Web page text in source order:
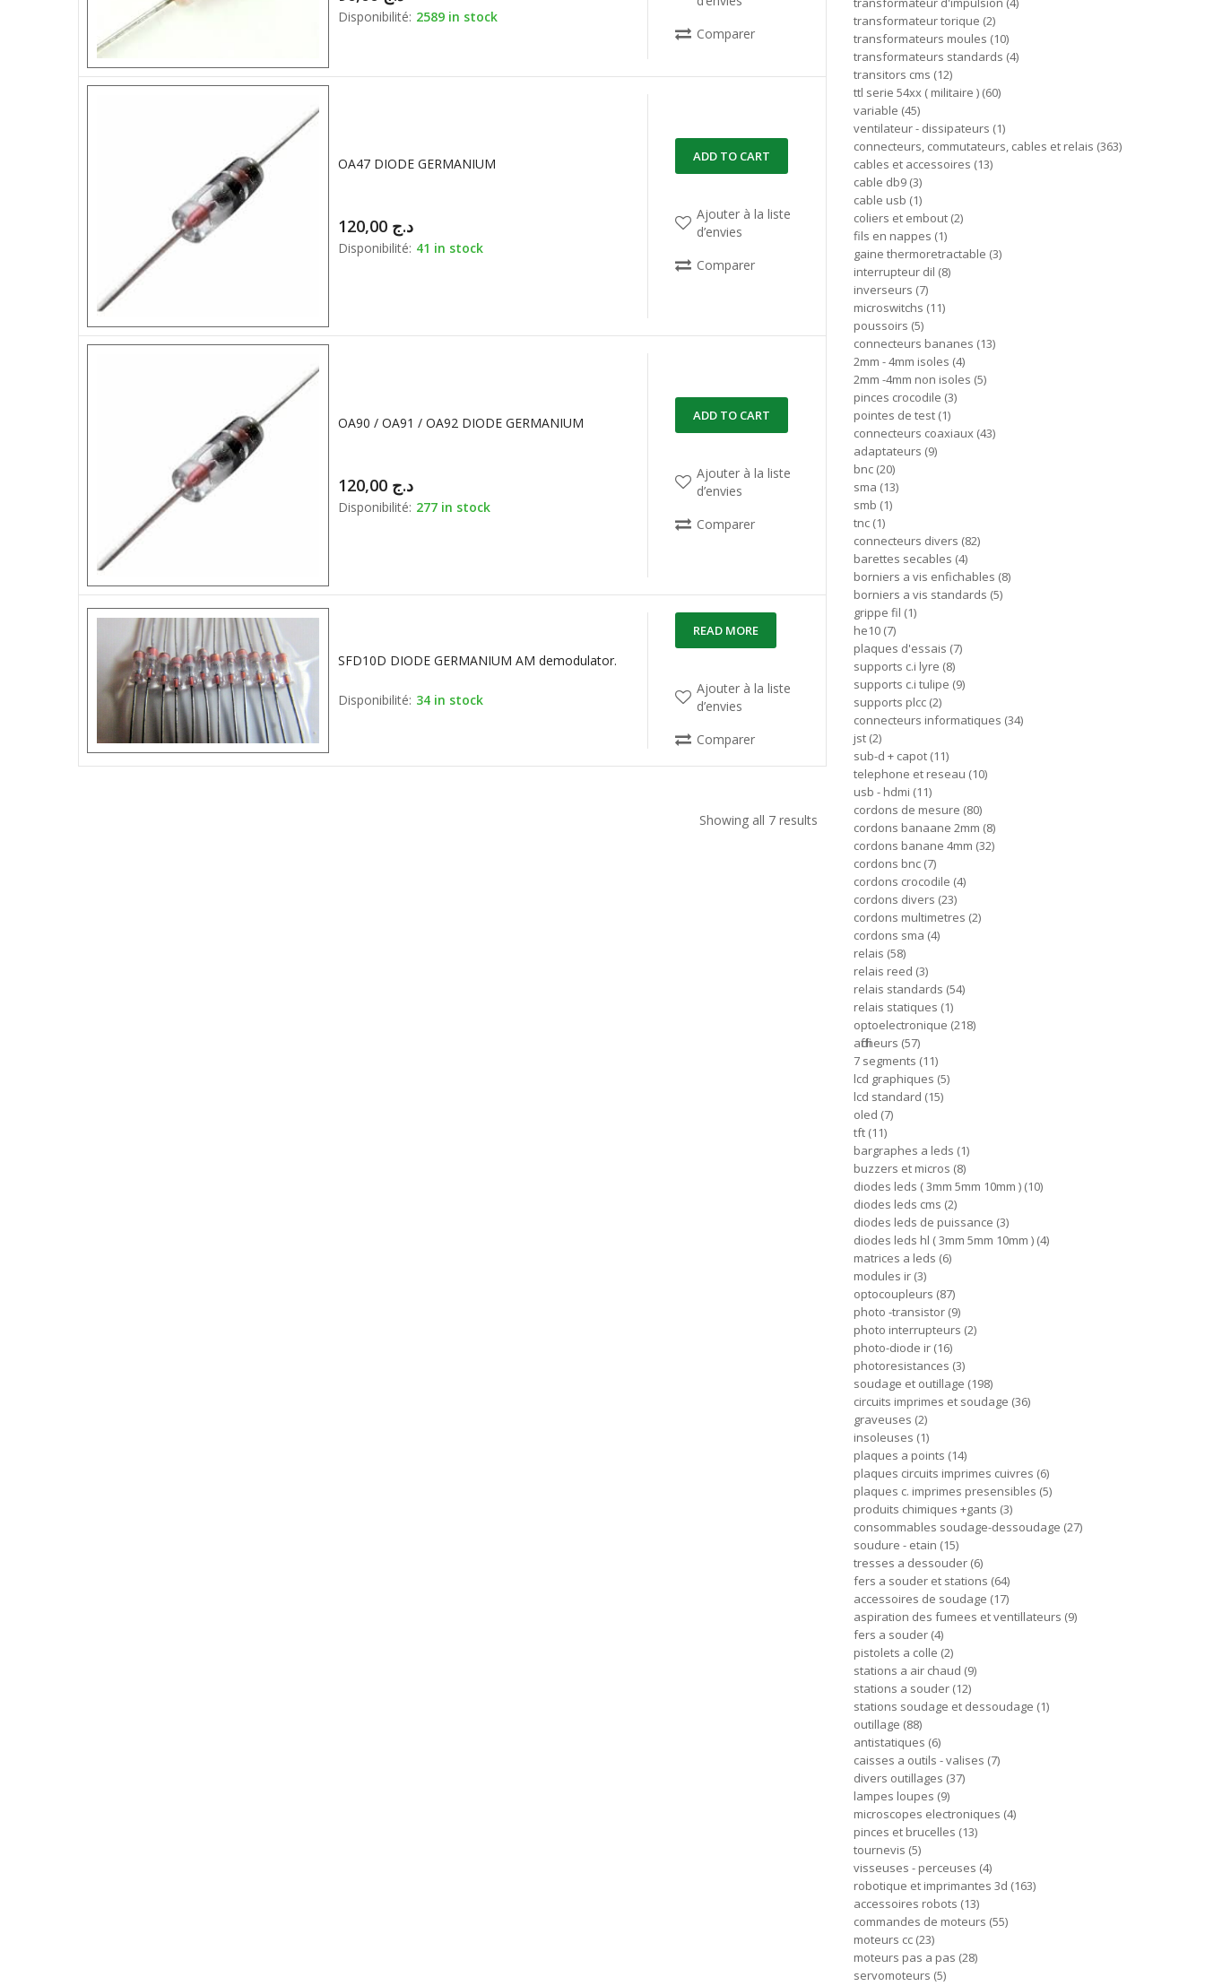
Disponibilité: 2589 in stock
Comparer
OA47 DIODE GERMANIUM
د.ج
Disponibilité: 41 in stock
ADD TO CART
Ajouter à la liste
d’envies
Comparer
OA90 / OA91 / OA92 DIODE GERMANIUM
د.ج
Disponibilité: 277 in stock
ADD TO CART
Ajouter à la liste
d’envies
Comparer
SFD10D DIODE GERMANIUM AM demodulator.
Disponibilité: 34 in stock
READ MORE
Ajouter à la liste
d’envies
Comparer
Showing all 7 results
transformateur torique 2
transformateurs moules 10
transformateurs standards 4
transitors cms 12
ttl serie 54xx ( militaire ) 60
variable 45
ventilateur - dissipateurs 1
connecteurs, commutateurs, cables et relais 363
cables et accessoires 13
cable db9 3
cable usb 1
coliers et embout 2
fils en nappes 1
gaine thermoretractable 3
interrupteur dil 8
inverseurs 7
microswitchs 11
poussoirs 5
connecteurs bananes 13
2mm - 4mm isoles 4
2mm -4mm non isoles 5
pinces crocodile 3
pointes de test 1
connecteurs coaxiaux 43
adaptateurs 9
bnc 20
sma 13
smb 1
tnc 1
connecteurs divers 82
barettes secables 4
borniers a vis enfichables 8
borniers a vis standards 5
grippe fil 1
he10 7
plaques d'essais 7
supports c.i lyre 8
supports c.i tulipe 9
supports plcc 2
connecteurs informatiques 34
jst 2
sub-d + capot 11
telephone et reseau 10
usb - hdmi 11
cordons de mesure 80
cordons banaane 2mm 8
cordons banane 4mm 32
cordons bnc 7
cordons crocodile 4
cordons divers 23
cordons multimetres 2
cordons sma 4
relais 58
relais reed 3
relais standards 54
relais statiques 1
optoelectronique 218
afficheurs 57
7 segments 11
lcd graphiques 5
lcd standard 15
oled 7
tft 11
bargraphes a leds 1
buzzers et micros 8
diodes leds ( 3mm 5mm 10mm ) 10
diodes leds cms 2
diodes leds de puissance 3
diodes leds hl ( 3mm 5mm 10mm ) 4
matrices a leds 6
modules ir 3
optocoupleurs 87
photo -transistor 9
photo interrupteurs 2
photo-diode ir 16
photoresistances 3
soudage et outillage 198
circuits imprimes et soudage 36
graveuses 2
insoleuses 1
plaques a points 14
plaques circuits imprimes cuivres 6
plaques c. imprimes presensibles 5
produits chimiques +gants 3
consommables soudage-dessoudage 27
soudure - etain 15
tresses a dessouder 6
fers a souder et stations 64
accessoires de soudage 17
aspiration des fumees et ventillateurs 9
fers a souder 4
pistolets a colle 2
stations a air chaud 9
stations a souder 12
stations soudage et dessoudage 1
outillage 88
antistatiques 6
caisses a outils - valises 7
divers outillages 37
lampes loupes 9
microscopes electroniques 4
pinces et brucelles 13
tournevis 5
visseuses - perceuses 4
robotique et imprimantes 3d 163
accessoires robots 13
commandes de moteurs 55
moteurs cc 23
moteurs pas a pas 28
servomoteurs 5